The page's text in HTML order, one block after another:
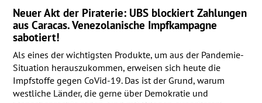
Neuer Akt der Piraterie: UBSblockiert Zahlungen
aus Caracas. Venezolanische Impfkampagne
sabotiert!
Als eines der wichtigsten Produkte, um aus der Pandemie-
Situation herauszukommen, erweisen sich heute die
Impfstoffe gegen CoVid-19. Das ist der Grund, warum
westliche Länder, die gerne über Demokratie und